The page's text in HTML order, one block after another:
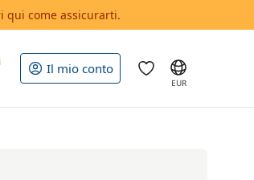
qui come assicurarti.
Il mio conto
EUR